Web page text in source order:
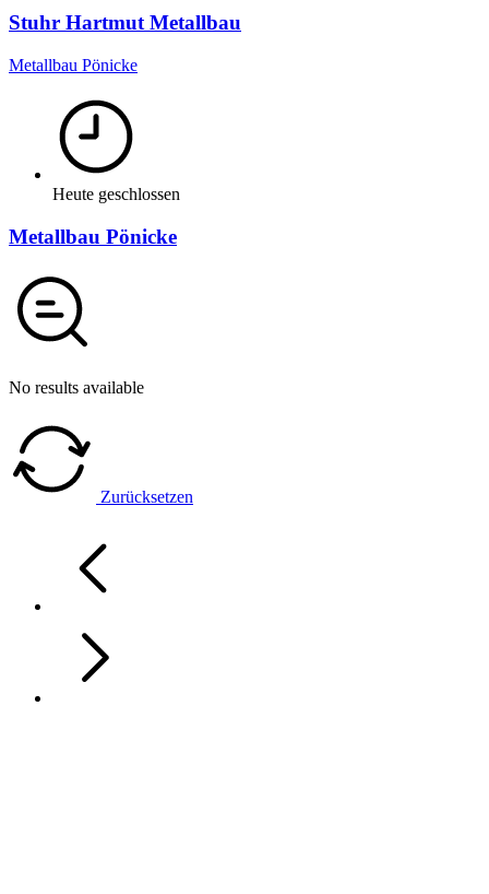
Stuhr Hartmut Metallbau
Metallbau Pönicke
Heute geschlossen
Metallbau Pönicke
No results available
Zurücksetzen